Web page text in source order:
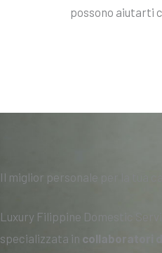
possono aiutarti
Il miglior personale per la tua
Luxury Filippine Domestic
specializzata in collaboratori